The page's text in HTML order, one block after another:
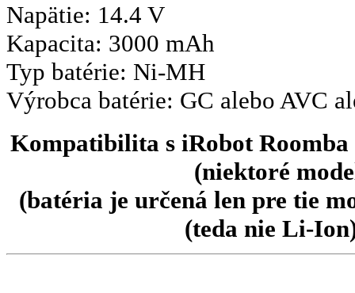
Napätie: 14.4 V
Kapacita: 3000 mAh
Typ batérie: Ni-MH
Výrobca batérie: GC alebo AVC
Kompatibilita s iRobot Roomba
(niektoré
(batéria je určená len pre tie
(teda nie Li-